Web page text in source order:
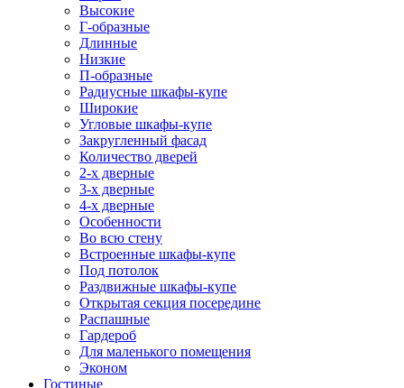
Высокие
Г-образные
Длинные
Низкие
П-образные
Радиусные шкафы-купе
Широкие
Угловые шкафы-купе
Закругленный фасад
Количество дверей
2-х дверные
3-х дверные
4-х дверные
Особенности
Во всю стену
Встроенные шкафы-купе
Под потолок
Раздвижные шкафы-купе
Открытая секция посередине
Распашные
Гардероб
Для маленького помещения
Эконом
Гостиные